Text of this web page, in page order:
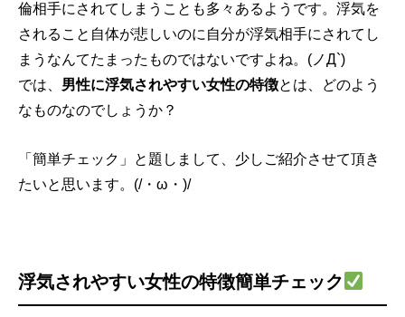
倫相手にされてしまうことも多々あるようです。浮気を
されること自体が悲しいのに自分が浮気相手にされてし
まうなんてたまったものではないですよね。(ノД`)
では、 男性に浮気されやすい女性の特徴とは、どのよう
なものなのでしょうか？
「簡単チェック」と題しまして、少しご紹介させて頂き
たいと思います。(/・ω・)/
浮気されやすい女性の特徴簡単チェック